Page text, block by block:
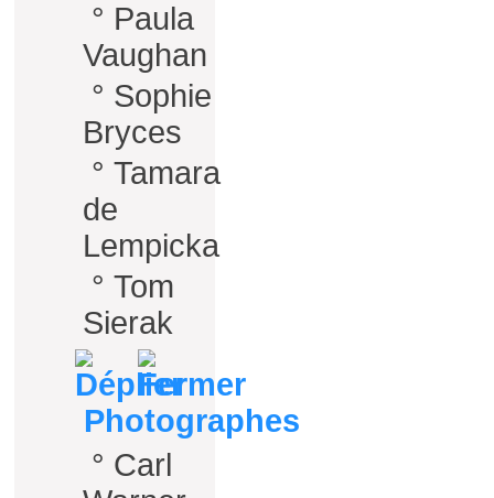
° Paula
Vaughan
° Sophie
Bryces
° Tamara
de
Lempicka
° Tom
Sierak
Photographes
° Carl